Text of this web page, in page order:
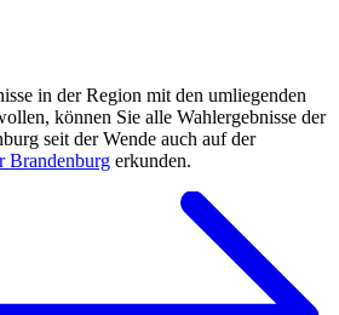
in der Region mit den umliegenden
können Sie alle Wahlergebnisse der
seit der Wende auch auf der
Brandenburg erkunden.